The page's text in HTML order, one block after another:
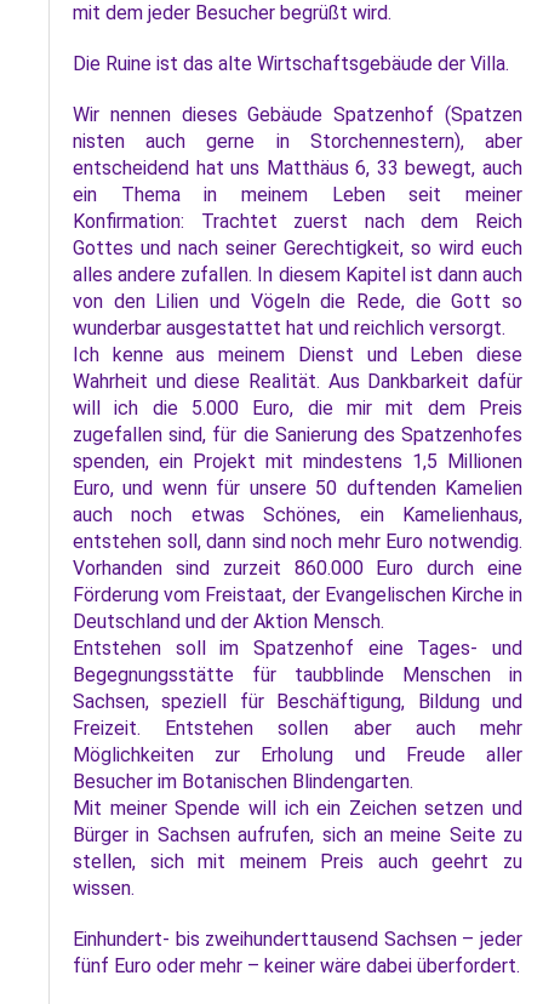
mit dem jeder Besucher begrüßt wird.
Die Ruine ist das alte Wirtschaftsgebäude der Villa.
Wir nennen dieses Gebäude Spatzenhof (Spatzen
nisten auch gerne in Storchennestern), aber
entscheidend hat uns Matthäus 6, 33 bewegt, auch
ein Thema in meinem Leben seit meiner
Konfirmation: Trachtet zuerst nach dem Reich
Gottes und nach seiner Gerechtigkeit, so wird euch
alles andere zufallen. In diesem Kapitel ist dann auch
von den Lilien und Vögeln die Rede, die Gott so
wunderbar ausgestattet hat und reichlich versorgt.
Ich kenne aus meinem Dienst und Leben diese
Wahrheit und diese Realität. Aus Dankbarkeit dafür
will ich die 5.000 Euro, die mir mit dem Preis
zugefallen sind, für die Sanierung des Spatzenhofes
spenden, ein Projekt mit mindestens 1,5 Millionen
Euro, und wenn für unsere 50 duftenden Kamelien
auch noch etwas Schönes, ein Kamelienhaus,
entstehen soll, dann sind noch mehr Euro notwendig.
Vorhanden sind zurzeit 860.000 Euro durch eine
Förderung vom Freistaat, der Evangelischen Kirche in
Deutschland und der Aktion Mensch.
Entstehen soll im Spatzenhof eine Tages- und
Begegnungsstätte für taubblinde Menschen in
Sachsen, speziell für Beschäftigung, Bildung und
Freizeit. Entstehen sollen aber auch mehr
Möglichkeiten zur Erholung und Freude aller
Besucher im Botanischen Blindengarten.
Mit meiner Spende will ich ein Zeichen setzen und
Bürger in Sachsen aufrufen, sich an meine Seite zu
stellen, sich mit meinem Preis auch geehrt zu
wissen.
Einhundert- bis zweihunderttausend Sachsen – jeder
fünf Euro oder mehr – keiner wäre dabei überfordert.